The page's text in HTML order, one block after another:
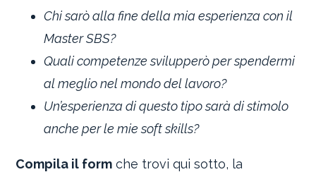
Chi sarò alla fine della mia esperienza con il
Master SBS?
Quali competenze svilupperò per spendermi
al meglio nel mondo del lavoro?
Un’esperienza di questo tipo sarà di stimolo
anche per le mie soft skills?
Compila il form che trovi qui sotto, la